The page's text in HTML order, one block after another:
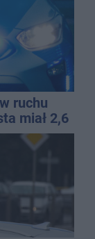
ruchu
miał 2,6